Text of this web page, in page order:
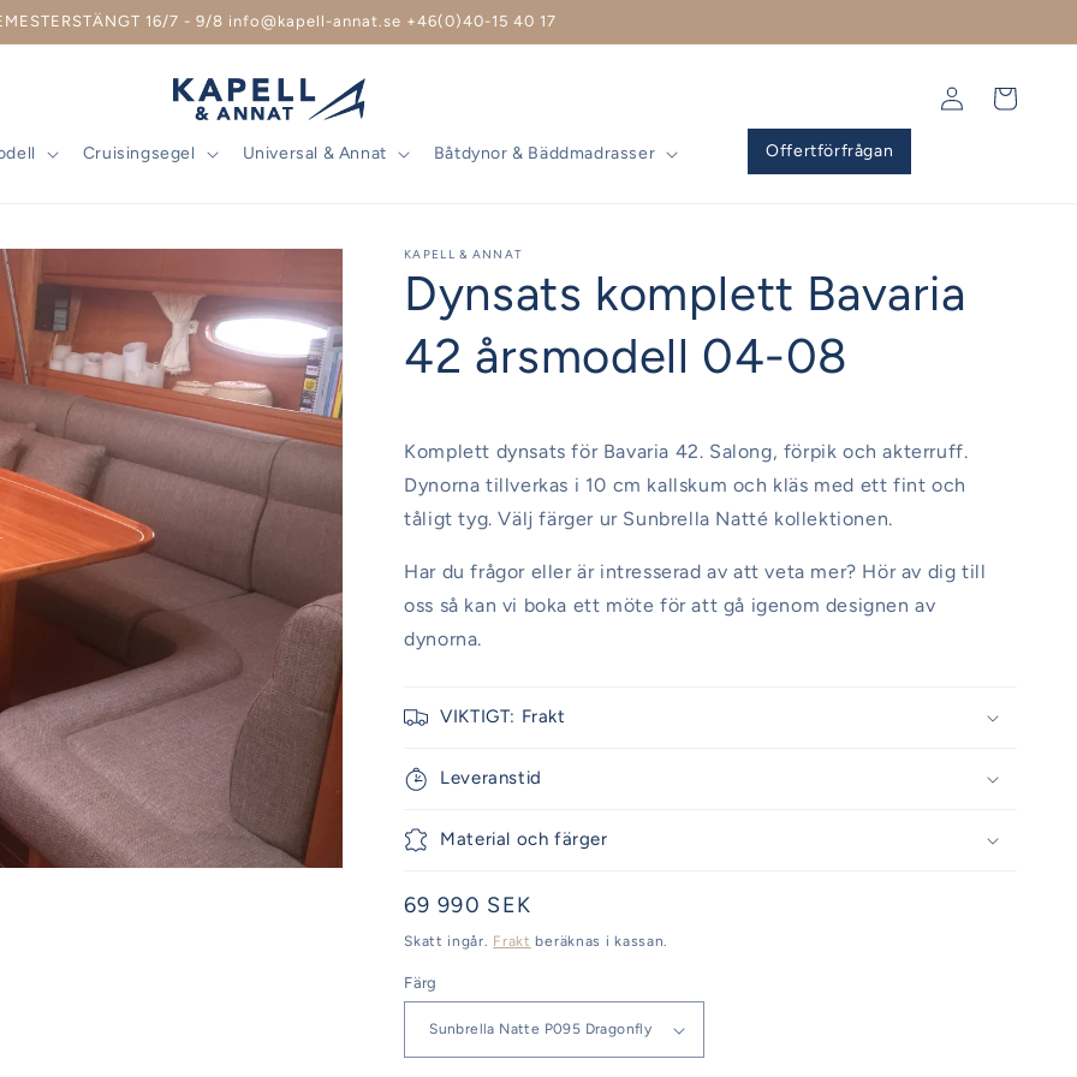
16/7 - 9/8 info@kapell-annat.se +46(0)40-15 40 17
Cruisingsegel Universal & Annat Båtdynor & Bäddmadrasser Offertförfrågan
Logga
Varukorg
KAPELL & ANNAT
Dynsats komplett Bavaria
42 årsmodell 04-08
Komplett dynsats för Bavaria 42. Salong, förpik och akterruff.
Dynorna tillverkas i 10 cm kallskum och kläs med ett fint och
tåligt tyg. Välj färger ur Sunbrella Natté kollektionen.
Har du frågor eller är intresserad av att veta mer? Hör av dig till
oss så kan vi boka ett möte för att gå igenom designen av
dynorna.
VIKTIGT: Frakt
Leveranstid
Material och färger
Ordinarie
pris
69 990 SEK
Skatt ingår. Frakt beräknas i kassan.
Färg